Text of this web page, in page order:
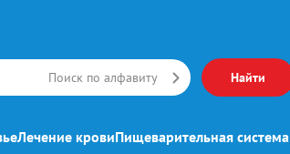
Поиск по алфавиту Найти
Лечение кровиПищеварительная система